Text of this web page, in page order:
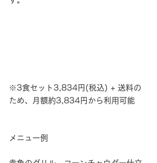
※3食セット3,834円(税込) + 送料の
ため、月額約3,834円から利用可能
メニュー例